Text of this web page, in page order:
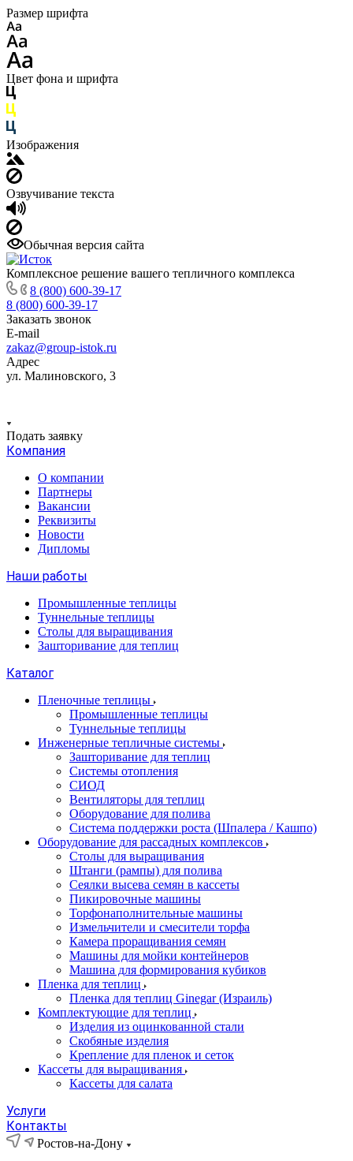
Размер шрифта
Цвет фона и шрифта
Изображения
Озвучивание текста
Обычная версия сайта
Комплексное решение вашего тепличного комплекса
8 (800) 600-39-17
8 (800) 600-39-17
Заказать звонок
E-mail
zakaz@group-istok.ru
Адрес
ул. Малиновского, 3
Подать заявку
Компания
О компании
Партнеры
Вакансии
Реквизиты
Новости
Дипломы
Наши работы
Промышленные теплицы
Туннельные теплицы
Столы для выращивания
Зашторивание для теплиц
Каталог
Пленочные теплицы
Промышленные теплицы
Туннельные теплицы
Инженерные тепличные системы
Зашторивание для теплиц
Системы отопления
СИОД
Вентиляторы для теплиц
Оборудование для полива
Система поддержки роста (Шпалера / Кашпо)
Оборудование для рассадных комплексов
Столы для выращивания
Штанги (рампы) для полива
Сеялки высева семян в кассеты
Пикировочные машины
Торфонаполнительные машины
Измельчители и смесители торфа
Камера проращивания семян
Машины для мойки контейнеров
Машина для формирования кубиков
Пленка для теплиц
Пленка для теплиц Ginegar (Израиль)
Комплектующие для теплиц
Изделия из оцинкованной стали
Скобяные изделия
Крепление для пленок и сеток
Кассеты для выращивания
Кассеты для салата
Услуги
Контакты
Ростов-на-Дону